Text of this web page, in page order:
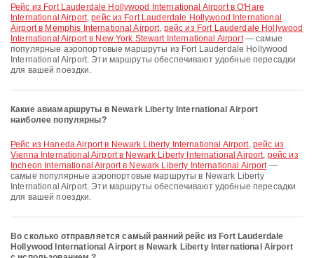
рейс из Fort Lauderdale Hollywood International Airport в O'Hare
International Airport,рейс из Fort Lauderdale Hollywood International
Airport в Memphis International Airport, рейс из Fort Lauderdale Hollywood
International Airport в New York Stewart International Airport— самые
популярные аэропортовые маршруты из Fort Lauderdale Hollywood
International Airport. Эти маршруты обеспечивают удобные пересадки
для вашей поездки.
Какие авиамаршруты в Newark Liberty International Airport
наиболее популярны?
рейс из Haneda Airport в Newark Liberty International Airport, рейс из
Vienna International Airport в Newark Liberty International Airport, рейс из
Incheon International Airport в Newark Liberty International Airport—
самые популярные аэропортовые маршруты в Newark Liberty
International Airport. Эти маршруты обеспечивают удобные пересадки
для вашей поездки.
Во сколько отправляется самый ранний рейс из Fort Lauderdale
Hollywood International Airport в Newark Liberty International Airport